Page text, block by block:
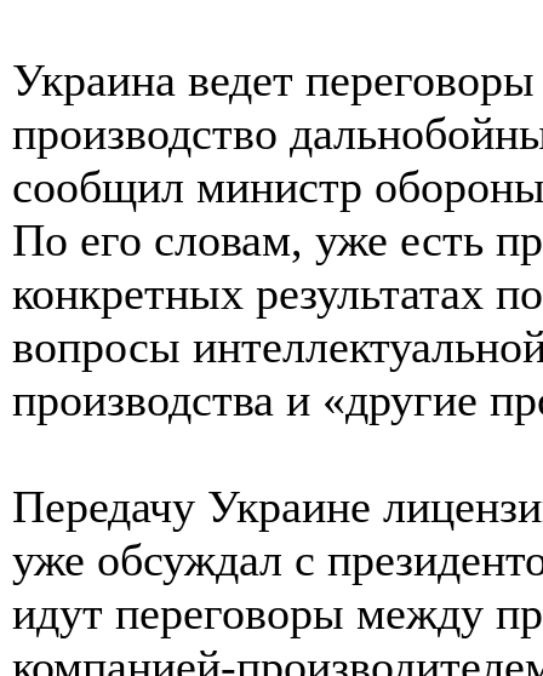
Украина ведет
производство
сообщил министр
По его словам, уже есть
конкретных результатах
вопросы
производства и «другие
Передачу Украине
уже обсуждал с
идут переговоры между